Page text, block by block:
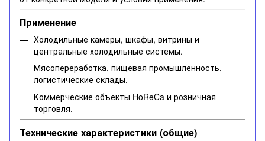
Применение
Холодильные камеры, шкафы, витрины и
центральные холодильные системы.
Мясопереработка, пищевая промышленность,
логистические склады.
Коммерческие объекты HoReCa и розничная
торговля.
Технические характеристики (общие)